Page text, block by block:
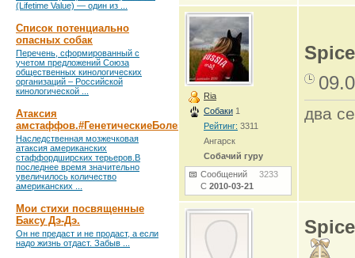
(Lifetime Value) — один из ...
Список потенциально
опасных собак
Перечень, сформированный с
учетом предложений Союза
общественных кинологических
организаций – Российской
кинологической ...
Атаксия
амстаффов.#ГенетическиеБолезни
Наследственная мозжечковая
атаксия американских
стаффордширских терьеров.В
последнее время значительно
увеличилось количество
американских ...
Мои стихи посвященные
Баксу Дэ-Дэ.
Он не предаст и не продаст, а если
надо жизнь отдаст. Забыв ...
Ria
Собаки 1
Рейтинг: 3311
Ангарск
Собачий гуру
Сообщений 3233
С 2010-03-21
Spice
два
Spice